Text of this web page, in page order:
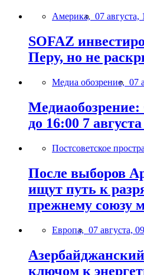
Америка, 07 августа,
SOFAZ
Перу, но не
Медиа обозрение, 07
Медиаобозрение:
до 16:00 7
Постсоветское
После выборов
ищут путь к
прежнему союзу
Европа, 07 августа,
ключом к